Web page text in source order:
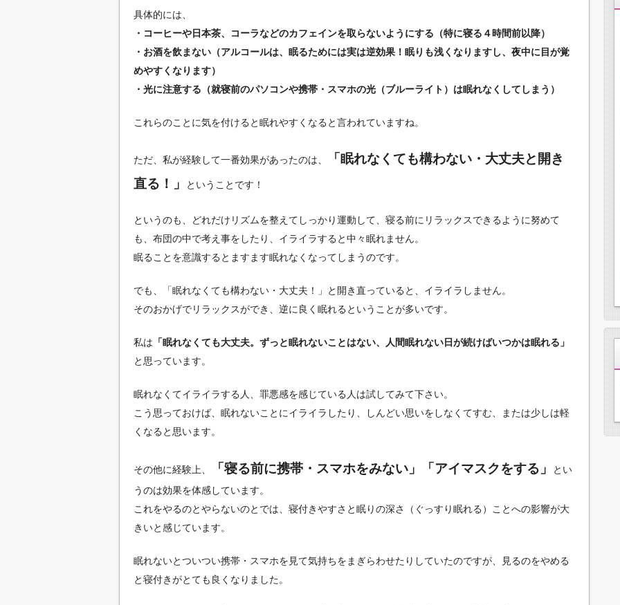
具体的には、
・コーヒーや日本茶、コーラなどのカフェインを取らないようにする（特に寝る４時間前以降）
・お酒を飲まない（アルコールは、眠るためには実は逆効果！眠りも浅くなりますし、夜中に目が覚
めやすくなります）
・光に注意する（就寝前のパソコンや携帯・スマホの光（ブルーライト）は眠れなくしてしまう）
これらのことに気を付けると眠れやすくなると言われていますね。
ただ、私が経験して一番効果があったのは、
「眠れなくても構わない・大丈夫と開き
直る！」
ということです！
というのも、どれだけリズムを整えてしっかり運動して、寝る前にリラックスできるように努めて
も、布団の中で考え事をしたり、イライラすると中々眠れません。
眠ることを意識するとますます眠れなくなってしまうのです。
でも、「眠れなくても構わない・大丈夫！」と開き直っていると、イライラしません。
そのおかげでリラックスができ、逆に良く眠れるということが多いです。
私は 「眠れなくても大丈夫。ずっと眠れないことはない、人間眠れない日が続けばいつかは眠れる」
と思っています。
眠れなくてイライラする人、罪悪感を感じている人は試してみて下さい。
こう思っておけば、眠れないことにイライラしたり、しんどい思いをしなくてすむ、または少しは軽
くなると思います。
その他に経験上、 「寝る前に携帯・スマホをみない」「アイマスクをする」
とい
うのは効果を体感しています。
これをやるのとやらないのとでは、寝付きやすさと眠りの深さ（ぐっすり眠れる）ことへの影響が大
きいと感じています。
眠れないとついつい携帯・スマホを見て気持ちをまぎらわせたりしていたのですが、見るのをやめる
と寝付きがとても良くなりました。